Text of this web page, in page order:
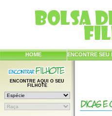
HOME ENCONTRE SEU
ENCONTRE AQUI O SEU
FILHOTE